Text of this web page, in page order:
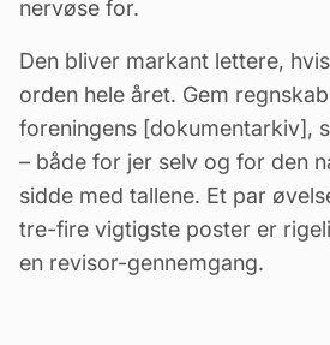
nervøse for.
Den bliver markant lettere,
orden hele året. Gem regnskab
foreningens [dokumentarkiv],
– både for jer selv og for den
sidde med tallene. Et par
tre-fire vigtigste poster er
en revisor-gennemgang.